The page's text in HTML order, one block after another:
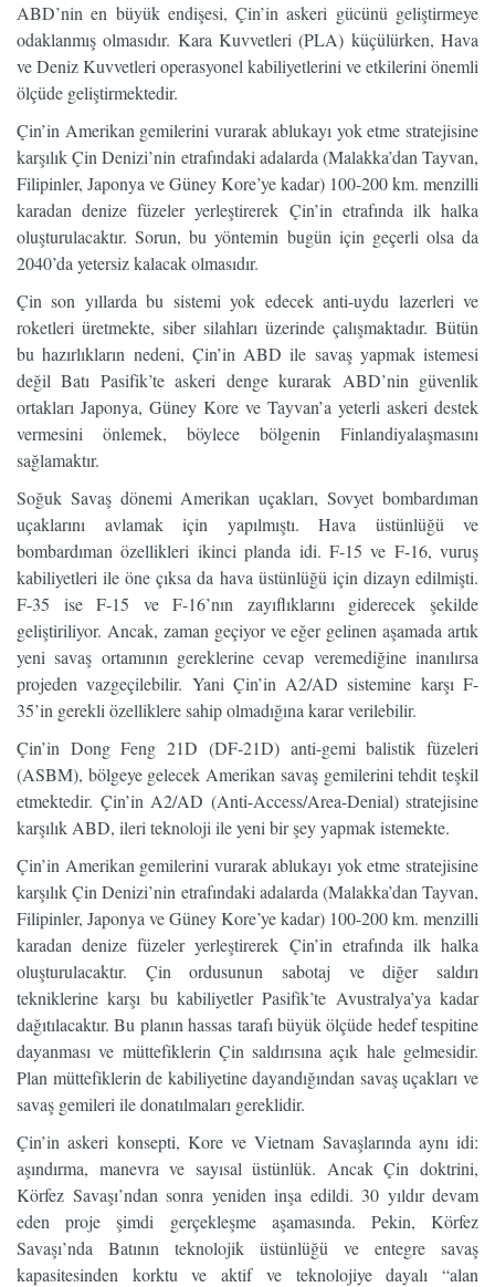
ABD’nin en büyük endişesi, Çin’in askeri gücünü geliştirmeye
odaklanmış olmasıdır. Kara Kuvvetleri (PLA) küçülürken, Hava
ve Deniz Kuvvetleri operasyonel kabiliyetlerini ve etkilerini önemli
ölçüde geliştirmektedir.
Çin’in Amerikan gemilerini vurarak ablukayı yok etme stratejisine
karşılık Çin Denizi’nin etrafındaki adalarda (Malakka’dan Tayvan,
Filipinler, Japonya ve Güney Kore’ye kadar) 100-200 km. menzilli
karadan denize füzeler yerleştirerek Çin’in etrafında ilk halka
oluşturulacaktır. Sorun, bu yöntemin bugün için geçerli olsa da
2040’da yetersiz kalacak olmasıdır.
Çin son yıllarda bu sistemi yok edecek anti-uydu lazerleri ve
roketleri üretmekte, siber silahları üzerinde çalışmaktadır. Bütün
bu hazırlıkların nedeni, Çin’in ABD ile savaş yapmak istemesi
değil Batı Pasifik’te askeri denge kurarak ABD’nin güvenlik
ortakları Japonya, Güney Kore ve Tayvan’a yeterli askeri destek
vermesini önlemek, böylece bölgenin Finlandiyalaşmasını
sağlamaktır.
Soğuk Savaş dönemi Amerikan uçakları, Sovyet bombardıman
uçaklarını avlamak için yapılmıştı. Hava üstünlüğü ve
bombardıman özellikleri ikinci planda idi. F-15 ve F-16, vuruş
kabiliyetleri ile öne çıksa da hava üstünlüğü için dizayn edilmişti.
F-35 ise F-15 ve F-16’nın zayıflıklarını giderecek şekilde
geliştiriliyor. Ancak, zaman geçiyor ve eğer gelinen aşamada artık
yeni savaş ortamının gereklerine cevap veremediğine inanılırsa
projeden vazgeçilebilir. Yani Çin’in A2/AD sistemine karşı F-
35’in gerekli özelliklere sahip olmadığına karar verilebilir.
Çin’in Dong Feng 21D (DF-21D) anti-gemi balistik füzeleri
(ASBM), bölgeye gelecek Amerikan savaş gemilerini tehdit teşkil
etmektedir. Çin’in A2/AD (Anti-Access/Area-Denial) stratejisine
karşılık ABD, ileri teknoloji ile yeni bir şey yapmak istemekte.
Çin’in Amerikan gemilerini vurarak ablukayı yok etme stratejisine
karşılık Çin Denizi’nin etrafındaki adalarda (Malakka’dan Tayvan,
Filipinler, Japonya ve Güney Kore’ye kadar) 100-200 km. menzilli
karadan denize füzeler yerleştirerek Çin’in etrafında ilk halka
oluşturulacaktır. Çin ordusunun sabotaj ve diğer saldırı
tekniklerine karşı bu kabiliyetler Pasifik’te Avustralya’ya kadar
dağıtılacaktır. Bu planın hassas tarafı büyük ölçüde hedef tespitine
dayanması ve müttefiklerin Çin saldırısına açık hale gelmesidir.
Plan müttefiklerin de kabiliyetine dayandığından savaş uçakları ve
savaş gemileri ile donatılmaları gereklidir.
Çin’in askeri konsepti, Kore ve Vietnam Savaşlarında aynı idi:
aşındırma, manevra ve sayısal üstünlük. Ancak Çin doktrini,
Körfez Savaşı’ndan sonra yeniden inşa edildi. 30 yıldır devam
eden proje şimdi gerçekleşme aşamasında. Pekin, Körfez
Savaşı’nda Batının teknolojik üstünlüğü ve entegre savaş
kapasitesinden korktu ve aktif ve teknolojiye dayalı “alan